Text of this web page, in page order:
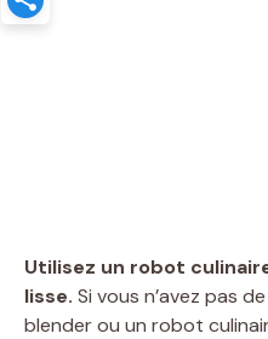
Utilisez un robot
lisse. Si vous n’avez pas
blender ou un robot